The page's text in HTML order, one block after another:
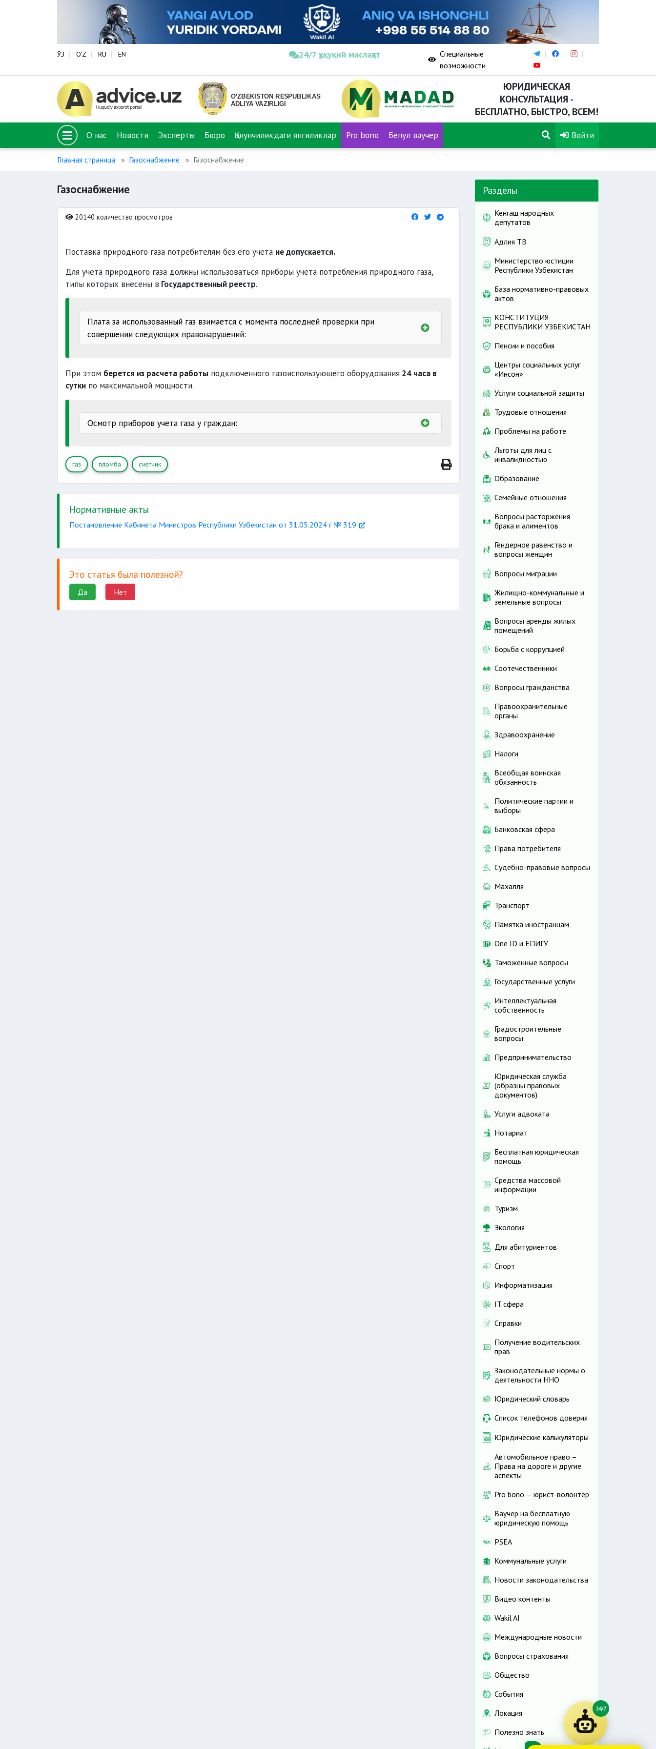
ЎЗ O‘Z RU EN 24/7 ҳуқуқий маслаҳат
Специальные
возможности
ЮРИДИЧЕСКАЯ
КОНСУЛЬТАЦИЯ -
БЕСПЛАТНО, БЫСТРО, ВСЕМ!
О нас Новости Эксперты Бюро Қонунчиликдаги янгиликлар Pro bono Бепул ваучер Войти
Главная страница Газоснабжение Газоснабжение
Газоснабжение
20140 количество просмотров
Поставка природного газа потребителям без его учета не допускается.
Для учета природного газа должны использоваться приборы учета потребления природного газа,
типы которых внесены в Государственный реестр.
Плата за использованный газ взимается с момента последней проверки при
совершении следующих правонарушений:
природного газа
При этом берется из расчета работы подключенного газоиспользующего оборудования 24 часа в
сутки по максимальной мощности.
Осмотр приборов учета газа у граждан:
газ пломба счетчик
Нормативные акты
Постановление Кабинета Министров Республики Узбекистан от 31.05.2024 г № 319
Это статья была полезной?
Да Нет
Разделы
Кенгаш народных
депутатов
Адлия ТВ
Министерство юстиции
Республики Узбекистан
База нормативно-правовых
актов
КОНСТИТУЦИЯ
РЕСПУБЛИКИ УЗБЕКИСТАН
Пенсии и пособия
Центры социальных услуг
«Инсон»
Услуги социальной защиты
Трудовые отношения
Проблемы на работе
Льготы для лиц с
инвалидностью
Образование
Семейные отношения
Вопросы расторжения
брака и алиментов
Гендерное равенство и
вопросы женщин
Вопросы миграции
Жилищно-коммунальные и
земельные вопросы
Вопросы аренды жилых
помещений
Борьба с коррупцией
Соотечественники
Вопросы гражданства
Правоохранительные
органы
Здравоохранение
Налоги
Всеобщая воинская
обязанность
Политические партии и
выборы
Банковская сфера
Права потребителя
Судебно-правовые вопросы
Махалля
Транспорт
Памятка иностранцам
One ID и ЕПИГУ
Таможенные вопросы
Государственные услуги
Интеллектуальная
собственность
Градостроительные
вопросы
Предпринимательство
Юридическая служба
(образцы правовых
документов)
Услуги адвоката
Нотариат
Бесплатная юридическая
помощь
Средства массовой
информации
Туризм
Экология
Для абитуриентов
Спорт
Информатизация
IT сфера
Справки
Получение водительских
прав
Законодательные нормы о
деятельности ННО
Юридический словарь
Список телефонов доверия
Юридические калькуляторы
Автомобильное право –
Права на дороге и другие
аспекты
Pro bono — юрист-волонтёр
Ваучер на бесплатную
юридическую помощь
PSEA
Коммунальные услуги
Новости законодательства
Видео контенты
Wakil AI
Международные новости
Вопросы страхования
Общество
События
Локация
Полезно знать
24/7